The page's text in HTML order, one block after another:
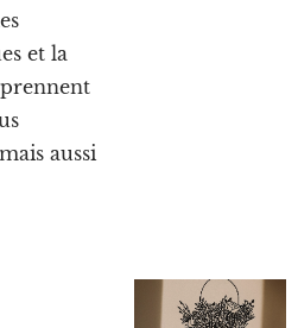
et la
aussi